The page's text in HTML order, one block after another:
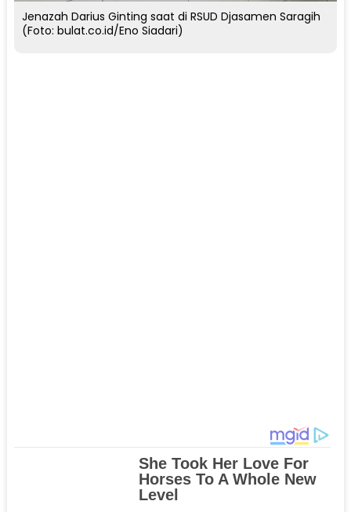
Jenazah Darius Ginting saat di RSUD Djasamen Saragih
(Foto: bulat.co.id/Eno Siadari)